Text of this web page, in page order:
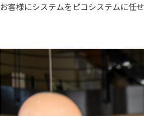
お客様にシステムをピコシステムに任